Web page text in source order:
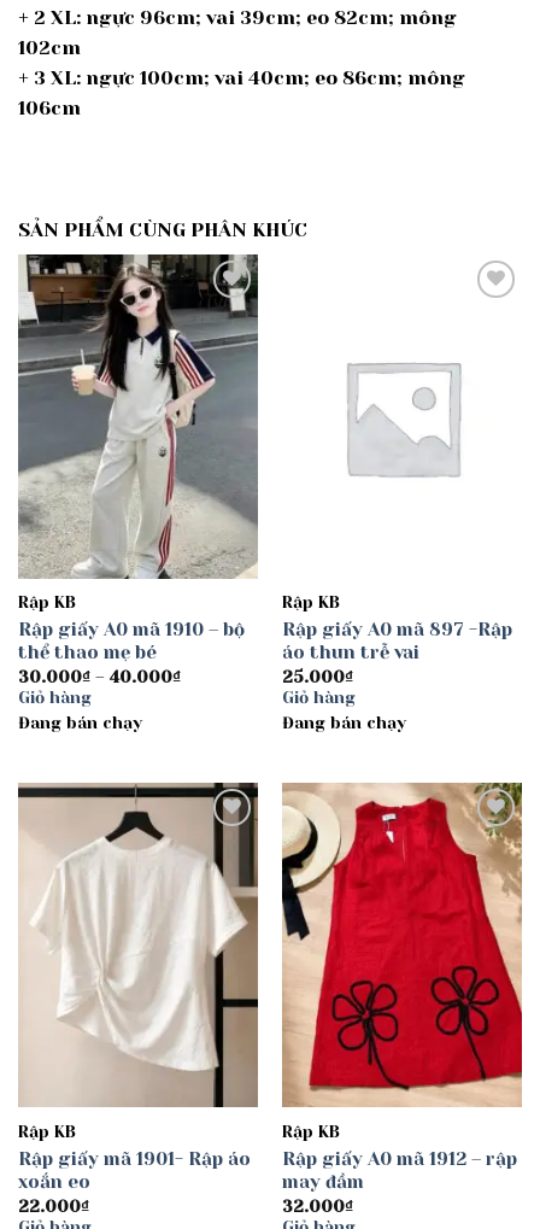
+ 2 XL: ngực 96cm; vai 39cm; eo 82cm; mông
102cm
+ 3 XL: ngực 100cm; vai 40cm; eo 86cm; mông
106cm
SẢN PHẨM CÙNG PHÂN KHÚC
Add to
wishlist
Rập KB
Rập giấy A0 mã 1910 – bộ
thể thao mẹ bé
30.000₫ – 40.000₫Khoảng
Giỏ hàng
Đang bán chạy
Rập KB
Rập giấy A0 mã 897 -Rập
áo thun trễ vai
25.000₫
Giỏ hàng
Đang bán chạy
wishlist
Rập KB
Rập giấy mã 1901- Rập áo
xoắn eo
22.000₫
Add to
wishlist
Rập KB
Rập giấy A0 mã 1912 – rập
may đầm
32.000₫